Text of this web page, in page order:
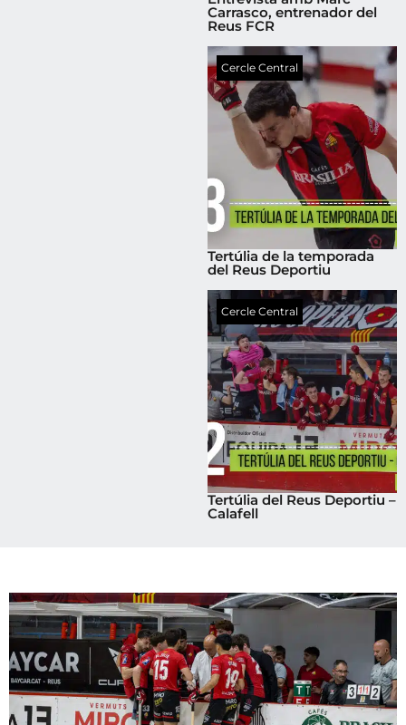
Carrasco, entrenador del
Reus FCR
Cercle Central
Tertúlia de la temporada
del Reus Deportiu
Cercle Central
Tertúlia del Reus Deportiu –
Calafell